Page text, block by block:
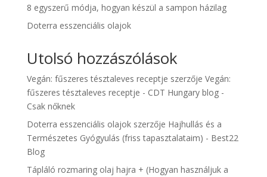
8 egyszerű módja, hogyan készül a sampon házilag
Doterra esszenciális olajok
Utolsó hozzászólások
Vegán: fűszeres tésztaleves receptje szerzője Vegán:
fűszeres tésztaleves receptje - CDT Hungary blog -
Csak nőknek
Doterra esszenciális olajokszerzője Hajhullás és a
Természetes Gyógyulás (friss tapasztalataim) - Best22
Blog
Tápláló rozmaring olaj hajra + (Hogyan használjuk a